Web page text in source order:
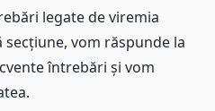
legate de viremia
vom răspunde la
întrebări și vom